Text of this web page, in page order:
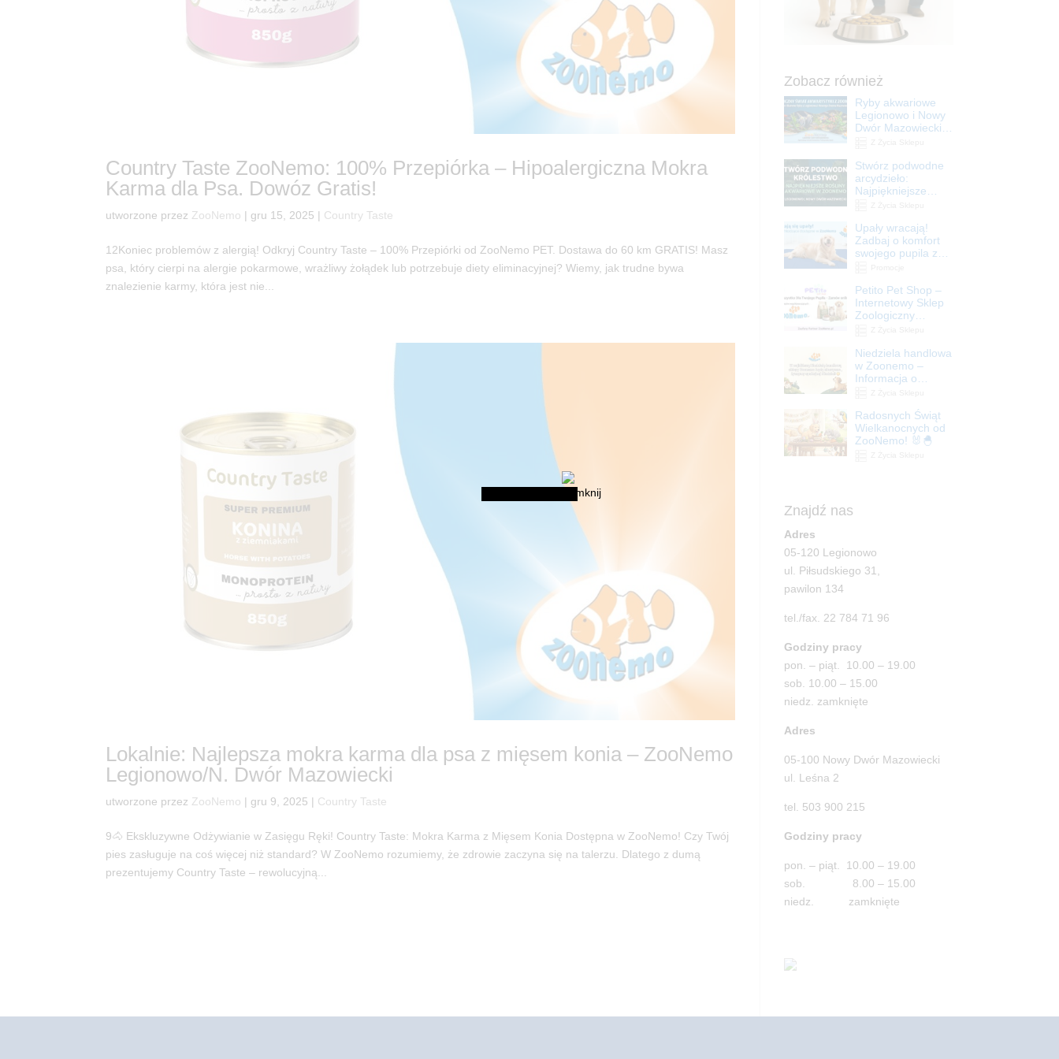
Country Taste ZooNemo: 100% Przepiórka – Hipoalergiczna Mokra
Karma dla Psa. Dowóz Gratis!
utworzone przez ZooNemo | gru 15, 2025 | Country Taste
12Koniec problemów z alergią! Odkryj Country Taste – 100% Przepiórki od ZooNemo PET. Dostawa do 60 km GRATIS! Masz
psa, który cierpi na alergie pokarmowe, wrażliwy żołądek lub potrzebuje diety eliminacyjnej? Wiemy, jak trudne bywa
znalezienie karmy, która jest nie...
Lokalnie: Najlepsza mokra karma dla psa z mięsem konia – ZooNemo
Legionowo/N. Dwór Mazowiecki
utworzone przez ZooNemo | gru 9, 2025 | Country Taste
9🐴 Ekskluzywne Odżywianie w Zasięgu Ręki! Country Taste: Mokra Karma z Mięsem Konia Dostępna w ZooNemo! Czy Twój
pies zasługuje na coś więcej niż standard? W ZooNemo rozumiemy, że zdrowie zaczyna się na talerzu. Dlatego z dumą
prezentujemy Country Taste – rewolucyjną...
Zobacz również
Ryby akwariowe
Legionowo i Nowy
Dwór Mazowiecki –
Stwórz podwodne
arcydzieło:
Najpiękniejsze
Legionowo i Nowy
Dwór Mazowiecki
Upały wracają!
Zadbaj o komfort
swojego pupila z
ZooNemo
Petito Pet Shop –
Internetowy Sklep
Zoologiczny
| ZooNemo
Niedziela handlowa
w Zoonemo –
Informacja o
Radosnych Świąt
Wielkanocnych od
ZooNemo! 🐰🐣
Znajdź nas
Adres
05-120 Legionowo
ul. Piłsudskiego 31,
pawilon 134
tel./fax. 22 784 71 96
Godziny pracy
pon. – piąt. 10.00 – 19.00
sob. 10.00 – 15.00
niedz. zamknięte
Adres
05-100 Nowy Dwór Mazowiecki
ul. Leśna 2
tel. 503 900 215
Godziny pracy
pon. – piąt. 10.00 – 19.00
sob. 8.00 – 15.00
niedz. zamknięte